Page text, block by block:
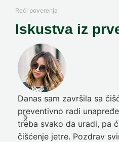
Reči poverenja
Iskustva iz
Danas sam završila sa
preventivno radi
treba svako da uradi, pa
čišćenje jetre. Pozdrav